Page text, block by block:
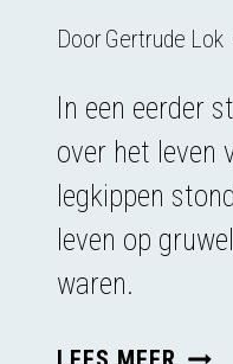
DoorGertrude Lok
In een eerder
over het leven
legkippen
leven op
waren.
IS